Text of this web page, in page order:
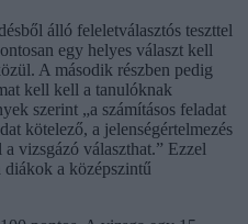
álló feleletválasztós teszttel
egy helyes választ kell
A második részben pedig
kell kell a tanulóknak
szerint „a számításos feladat
kötelező, a jelenségértelmezés
a vizsgázó választhat.” Ezzel
diákok a középszintű